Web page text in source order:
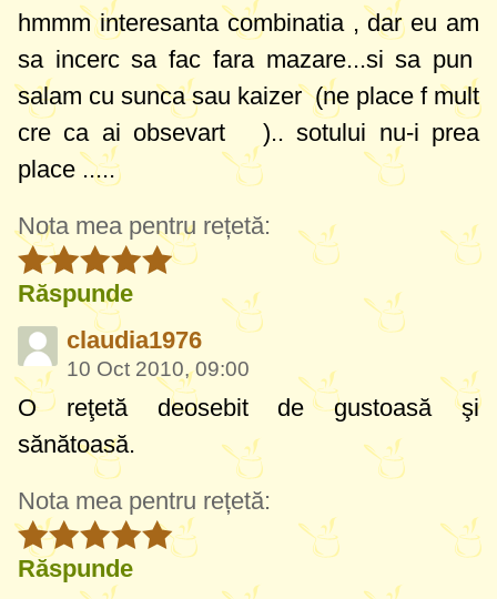
hmmm interesanta combinatia , dar eu am
sa incerc sa fac fara mazare...si sa pun
salam cu sunca sau kaizer (ne place f mult
cre ca ai obsevart
).. sotului nu-i prea
place .....
Nota mea pentru rețetă:
Răspunde
claudia1976
10 Oct 2010, 09:00
O reţetă deosebit de gustoasă şi
sănătoasă.
Nota mea pentru rețetă:
Răspunde